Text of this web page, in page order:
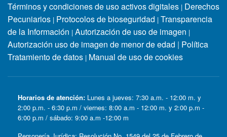
Términos y condiciones de uso activos digitales | Derechos
Pecuniarios | Protocolos de bioseguridad | Transparencia
de la Información | Autorización de uso de imagen |
Autorización uso de imagen de menor de edad | Política
Tratamiento de datos | Manual de uso de cookies
Horarios de atención: Lunes a jueves: 7:30 a.m. - 12:00 m. y
2:00 p.m. - 6:30 p.m / viernes: 8:00 a.m - 12:00 m. y 2:00 p.m -
6:00 p.m / sábado: 9:00 a.m -12:00 m